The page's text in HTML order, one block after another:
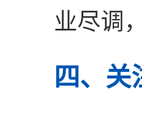
业尽调
四、关